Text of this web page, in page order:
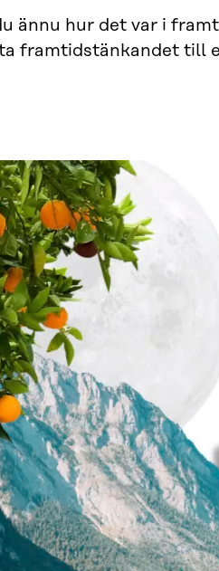
ännu hur det var i
framtidstänkandet till